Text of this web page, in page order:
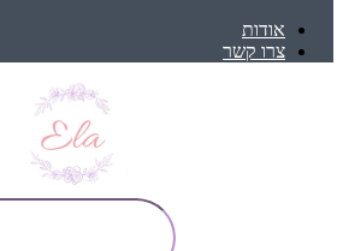
אודות
צרו קשר